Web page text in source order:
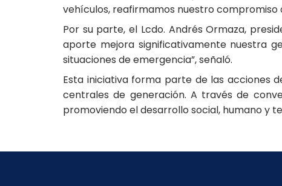
vehículos, reafirmamos nuestro compromiso
Por su parte, el Lcdo. Andrés Ormaza,
aporte mejora significativamente nuestra
situaciones de emergencia”, señaló.
Esta iniciativa forma parte de las acciones
centrales de generación. A través de
promoviendo el desarrollo social, humano y